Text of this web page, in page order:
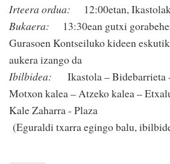
Irteera ordua: 12:00etan,
Bukaera: 13:30ean gutxi
Gurasoen Kontseiluko kideen
aukera izango da
Ibilbidea: Ikastola – Bidebarrieta
Motxon kalea – Atzeko kalea –
Kale Zaharra - Plaza
(Eguraldi txarra egingo balu,